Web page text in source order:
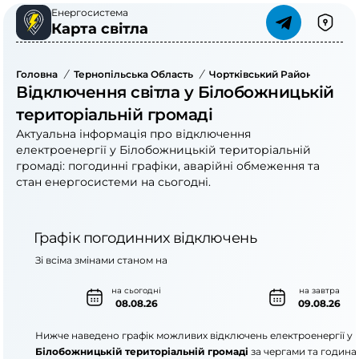
Енергосистема
Карта світла
Головна / Тернопільська Область / Чортківський Район
Відключення світла у Білобожницькій
територіальній громаді
Актуальна інформація про відключення
електроенергії у Білобожницькій територіальній
громаді: погодинні графіки, аварійні обмеження та
стан енергосистеми на сьогодні.
Графік погодинних відключень
на сьогодні
08.08.26
на завтра
09.08.26
Зі всіма змінами станом на
Нижче наведено графік можливих відключень електроенергії у
Білобожницькій територіальній громаді за чергами та